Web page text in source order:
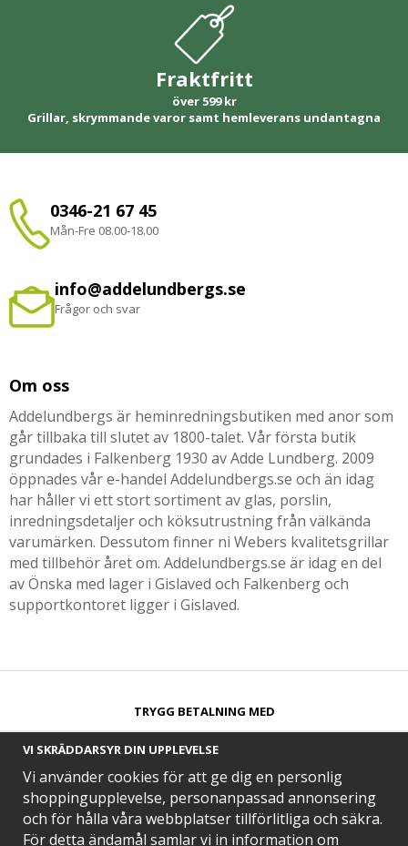
Fraktfritt
över 599 kr
Grillar, skrymmande varor samt hemleverans undantagna
0346-21 67 45
Mån-Fre 08.00-18.00
info@addelundbergs.se
Frågor och svar
Om oss
Addelundbergs är heminredningsbutiken med anor som
går tillbaka till slutet av 1800-talet. Vår första butik
grundades i Falkenberg 1930 av Adde Lundberg. 2009
öppnades vår e-handel Addelundbergs.se och än idag
har håller vi ett stort sortiment av glas, porslin,
inredningsdetaljer och köksutrustning från välkända
varumärken. Dessutom finner ni Webers kvalitetsgrillar
med tillbehör året om. Addelundbergs.se är idag en del
av Önska med lager i Gislaved och Falkenberg och
supportkontoret ligger i Gislaved.
TRYGG BETALNING MED​
SNABB LEVERANS MED
VI SKRÄDDARSYR DIN UPPLEVELSE
Vi använder cookies för att ge dig en personlig
shoppingupplevelse, personanpassad annonsering
och för hålla våra webbplatser tillförlitliga och säkra.
För detta ändamål samlar vi in information om